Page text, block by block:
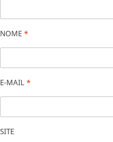
NOME *
E-MAIL *
SITE